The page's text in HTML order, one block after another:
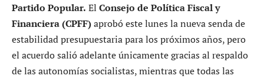
Partido Popular. El Consejo de Política Fiscal y
Financiera (CPFF)aprobó este lunes la nueva senda de
estabilidad presupuestaria para los próximos años, pero
el acuerdo salió adelante únicamente gracias al respaldo
de las autonomías socialistas, mientras que todas las